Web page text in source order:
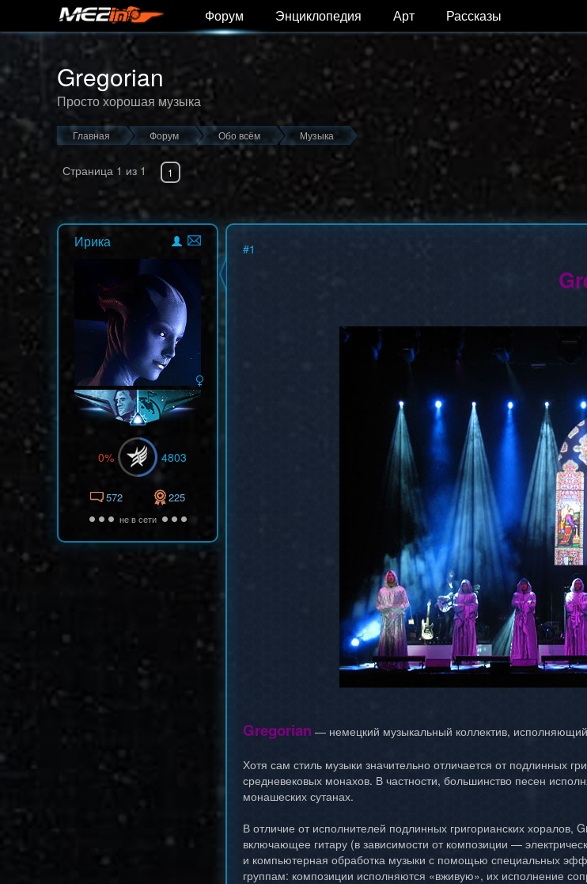
Форум Энциклопедия Арт Рассказы
Gregorian
Просто хорошая музыка
Главная Форум Обо всём Музыка
Страница 1 из 1 1
Ирика
0% 4803
572 225
не в сети
#1
Gregorian — немецкий музыкальный коллектив,
Хотя сам стиль музыки значительно отличается от подлинных
средневековых монахов. В частности, большинство песен
монашеских сутанах.
В отличие от исполнителей подлинных григорианских
включающее гитару (в зависимости от композиции —
и компьютерная обработка музыки с помощью специальных
группам: композиции исполняются «вживую», их исполнение